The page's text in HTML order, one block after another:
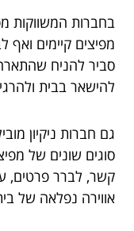
בחברות המשווקות
מפיצים קיימים ואף
סביר להניח
להישאר בבית
גם חברות ניקיון
סוגים שונים של
קשר, לברר פרטים,
אווירה נפלאה של